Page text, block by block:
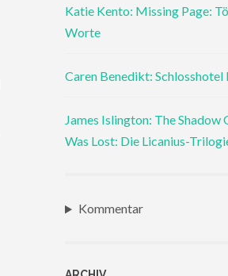
Katie Kento: Missing Page:
Worte
Caren Benedikt: Schlosshotel
James Islington: The Shadow
Was Lost: Die Licanius-
Kommentar